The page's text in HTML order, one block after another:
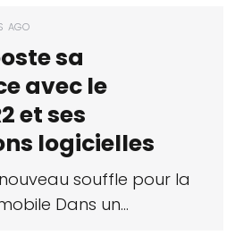
AGO
sa
avec le
et ses
logicielles
nouveau souffle pour la
Dans un…